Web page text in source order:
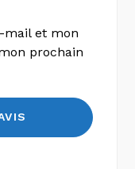
mail et mon
prochain